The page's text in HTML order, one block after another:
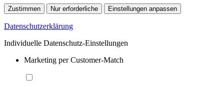
Zustimmen Nur erforderliche Einstellungen anpassen
Datenschutzerklärung
Individuelle Datenschutz-Einstellungen
Marketing per Customer-Match